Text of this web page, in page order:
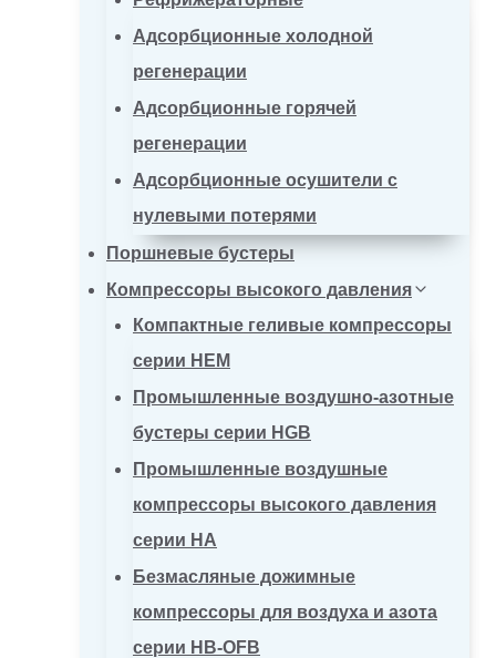
Адсорбционные холодной
регенерации
Адсорбционные горячей
регенерации
Адсорбционные осушители с
нулевыми потерями
Поршневые бустеры
Компрессоры высокого давления
Компактные геливые компрессоры
серии HEM
Промышленные воздушно-азотные
бустеры серии HGB
Промышленные воздушные
компрессоры высокого давления
серии HA
Безмасляные дожимные
компрессоры для воздуха и азота
серии HB-OFB